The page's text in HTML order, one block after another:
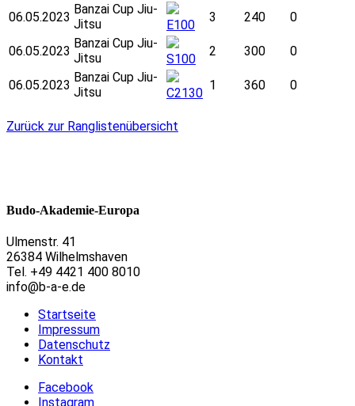
06.05.2023
Banzai Cup Jiu-
Jitsu
E100
3 240 0
06.05.2023
Banzai Cup Jiu-
Jitsu
S100
2 300 0
06.05.2023
Banzai Cup Jiu-
Jitsu
C2130
1 360 0
Zurück zur Ranglistenübersicht
Budo-Akademie-Europa
Ulmenstr. 41
26384 Wilhelmshaven
Tel. +49 4421 400 8010
info@b-a-e.de
Startseite
Impressum
Datenschutz
Kontakt
Facebook
Instagram